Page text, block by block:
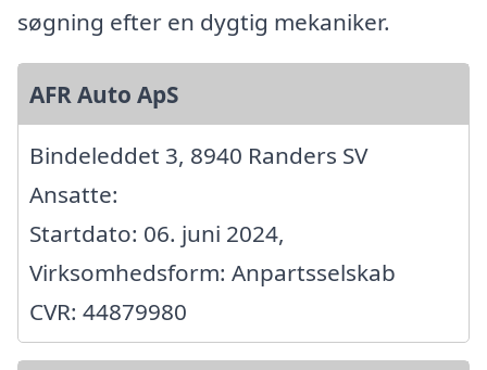
søgning efter en dygtig mekaniker.
AFR Auto ApS
Bindeleddet 3, 8940 Randers SV
Ansatte:
Startdato: 06. juni 2024,
Virksomhedsform: Anpartsselskab
CVR: 44879980